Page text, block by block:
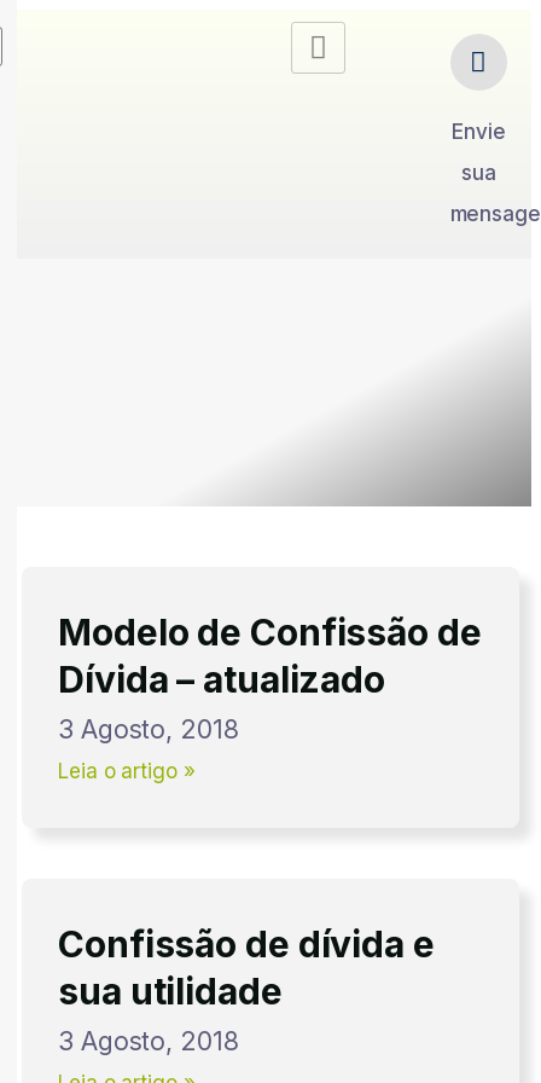
Envie
sua
Modelo de Confissão de
Dívida – atualizado
3 Agosto, 2018
Leia o artigo »
Confissão de dívida e
sua utilidade
3 Agosto, 2018